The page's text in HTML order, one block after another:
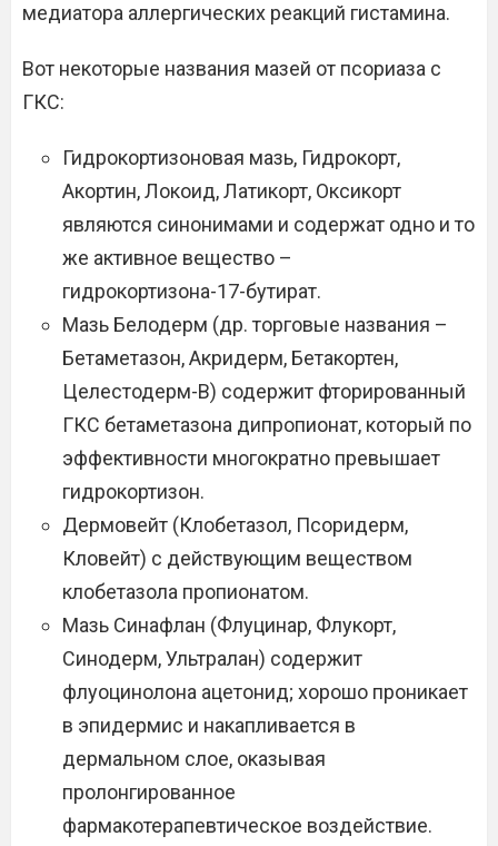
медиатора аллергических реакций гистамина.
Вот некоторые названия мазей от псориаза с
ГКС:
Гидрокортизоновая мазь, Гидрокорт,
Акортин, Локоид, Латикорт, Оксикорт
являются синонимами и содержат одно и то
же активное вещество –
гидрокортизона-17-бутират.
Мазь Белодерм (др. торговые названия –
Бетаметазон, Акридерм, Бетакортен,
Целестодерм-В) содержит фторированный
ГКС бетаметазона дипропионат, который по
эффективности многократно превышает
гидрокортизон.
Дермовейт (Клобетазол, Псоридерм,
Кловейт) с действующим веществом
клобетазола пропионатом.
Мазь Синафлан (Флуцинар, Флукорт,
Синодерм, Ультралан) содержит
флуоцинолона ацетонид; хорошо проникает
в эпидермис и накапливается в
дермальном слое, оказывая
пролонгированное
фармакотерапевтическое воздействие.